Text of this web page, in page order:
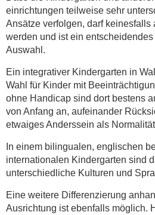
einrichtungen teilweise sehr
Ansätze verfolgen, darf keinesfalls
werden und ist ein
Auswahl.
Ein integrativer Kindergarten in
Wahl für Kinder mit
ohne Handicap sind dort bestens
von Anfang an, aufeinander
etwaiges Anderssein als
In einem bilingualen, englischen
internationalen Kindergarten sind
unterschiedliche Kulturen und
Eine weitere Differenzierung
Ausrichtung ist ebenfalls möglich.